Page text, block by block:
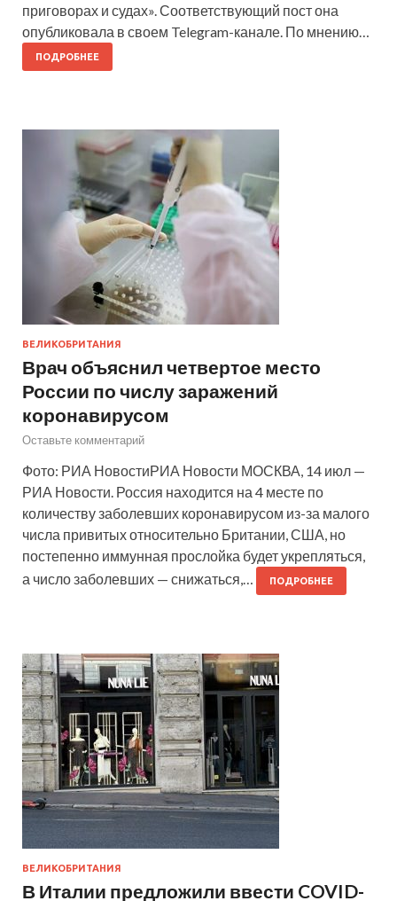
приговорах и судах». Соответствующий пост она
опубликовала в своем Telegram-канале. По мнению…
ПОДРОБНЕЕ
ВЕЛИКОБРИТАНИЯ
Врач объяснил четвертое место
России по числу заражений
коронавирусом
Оставьте комментарий
Фото: РИА НовостиРИА Новости МОСКВА, 14 июл —
РИА Новости. Россия находится на 4 месте по
количеству заболевших коронавирусом из-за малого
числа привитых относительно Британии, США, но
постепенно иммунная прослойка будет укрепляться,
а число заболевших — снижаться,…
ПОДРОБНЕЕ
ВЕЛИКОБРИТАНИЯ
В Италии предложили ввести COVID-